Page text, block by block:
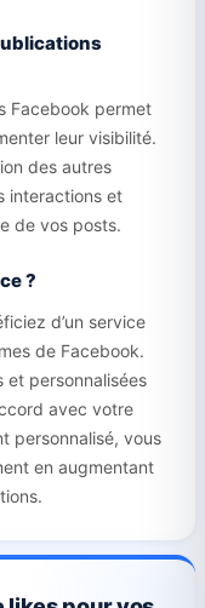
Facebook permet
leur visibilité.
des autres
interactions et
de vos posts.
?
d’un service
de Facebook.
et personnalisées
avec votre
personnalisé, vous
en augmentant